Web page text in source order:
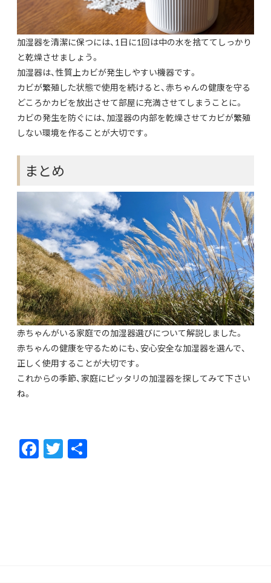
加湿器を清潔に保つには、1日に1回は中の水を捨ててしっかり
と乾燥させましょう。
加湿器は、性質上カビが発生しやすい機器です。
カビが繁殖した状態で使用を続けると、赤ちゃんの健康を守る
どころかカビを放出させて部屋に充満させてしまうことに。
カビの発生を防ぐには、加湿器の内部を乾燥させてカビが繁殖
しない環境を作ることが大切です。
まとめ
赤ちゃんがいる家庭での加湿器選びについて解説しました。
赤ちゃんの健康を守るためにも、安心安全な加湿器を選んで、
正しく使用することが大切です。
これからの季節、家庭にピッタリの加湿器を探してみて下さい
ね。
F
ac
T
w